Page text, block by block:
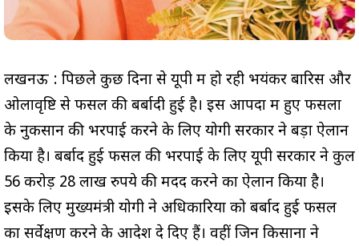
लखनऊ : पिछले कुछ दिनों से यूपी में हो रही भयंकर बारिस और
ओलावृष्टि से फसल की बर्बादी हुई है। इस आपदा में हुए फसलों
के नुकसान की भरपाई करने के लिए योगी सरकार ने बड़ा ऐलान
किया है। बर्बाद हुई फसल की भरपाई के लिए यूपी सरकार ने कुल
56 करोड़ 28 लाख रुपये की मदद करने का ऐलान किया है।
इसके लिए मुख्यमंत्री योगी ने अधिकारियों को बर्बाद हुई फसल
का सर्वेक्षण करने के आदेश दे दिए हैं। वहीं जिन किसानों ने